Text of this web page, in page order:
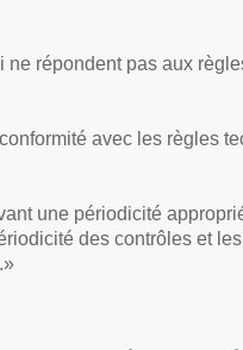
ne répondent pas aux
avec les règles
une périodicité
des contrôles et